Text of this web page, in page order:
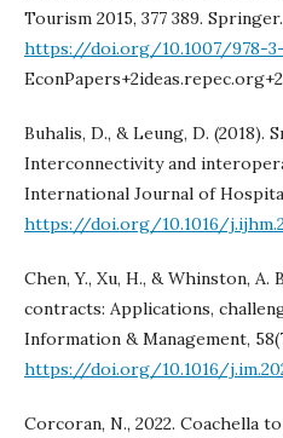
Tourism 2015, 377 389. Springer.
https://doi.org/10.1007/978-3-
EconPapers+2ideas.repec.org+2
Buhalis, D., & Leung, D.
Interconnectivity and
International Journal of
https://doi.org/10.1016/
Chen, Y., Xu, H., & Whinston, A.
contracts: Applications,
Information & Management,
https://doi.org/10.1016/
Corcoran, N., 2022. Coachella